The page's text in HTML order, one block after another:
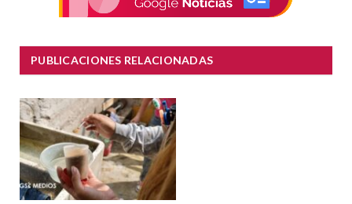
PUBLICACIONES RELACIONADAS